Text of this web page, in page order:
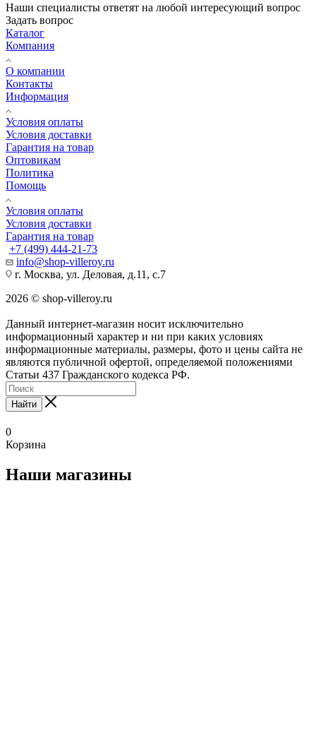
Наши специалисты ответят на любой интересующий вопрос
Задать вопрос
Каталог
Компания
О компании
Контакты
Информация
Условия оплаты
Условия доставки
Гарантия на товар
Оптовикам
Политика
Помощь
Условия оплаты
Условия доставки
Гарантия на товар
+7 (499) 444-21-73
info@shop-villeroy.ru
г. Москва, ул. Деловая, д.11, с.7
2026 © shop-villeroy.ru
Данный интернет-магазин носит исключительно
информационный характер и ни при каких условиях
информационные материалы, размеры, фото и цены сайта не
являются публичной офертой, определяемой положениями
Статьи 437 Гражданского кодекса РФ.
Найти
0
Корзина
Наши магазины